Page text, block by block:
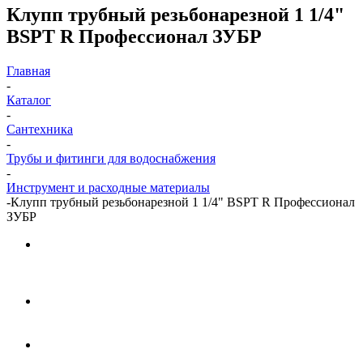
Клупп трубный резьбонарезной 1 1/4"
BSPT R Профессионал ЗУБР
Главная
-
Каталог
-
Сантехника
-
Трубы и фитинги для водоснабжения
-
Инструмент и расходные материалы
-Клупп трубный резьбонарезной 1 1/4" BSPT R Профессионал
ЗУБР